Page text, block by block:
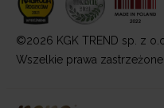
©2026 KGK TREND sp. z
Wszelkie prawa zastrzeżone.